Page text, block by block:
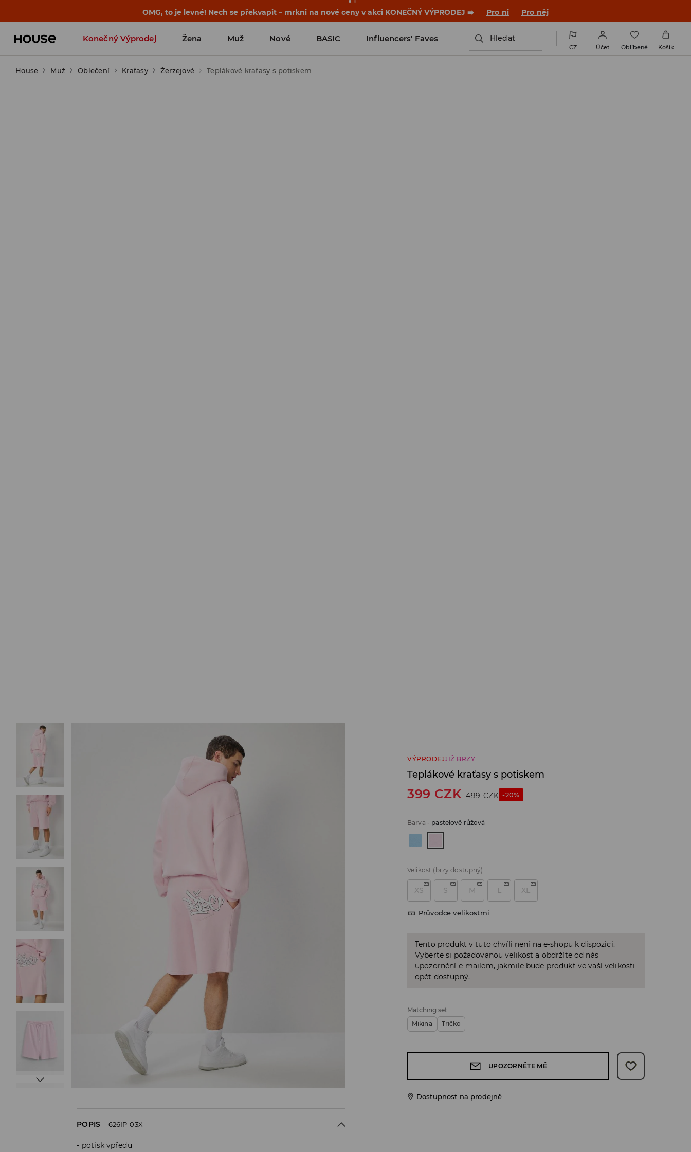
-30 % na PRODUKT DNE 🛍️ Podrobnosti o kupónu a akci nalezneš ve svém zákaznickém účtu 💸 NAINSTALUJTE SI APLIKACI >>
Konečný Výprodej Žena Muž Nové BASIC Influencers' Faves Hledat
CZ Účet Oblíbené Košík
House Muž Oblečení Kraťasy Žerzejové Teplákové kraťasy s potiskem
VÝPRODEJJIŽ BRZY
Teplákové kraťasy s potiskem
399 CZK 499 CZK -20%
Barva - pastelově růžová
Velikost (brzy dostupný)
XS S M L XL
Průvodce velikostmi
Tento produkt v tuto chvíli není na e-shopu k dispozici.
Vyberte si požadovanou velikost a obdržíte od nás
upozornění e-mailem, jakmile bude produkt ve vaší velikosti
opět dostupný.
Matching set
Mikina
Tričko
UPOZORNĚTE MĚ
Dostupnost na prodejně
POPIS 626IP-03X
potisk vpředu